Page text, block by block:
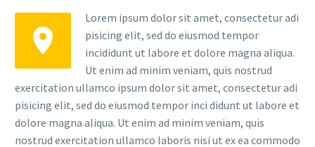
Lorem ipsum dolor sit amet, consectetur adi
pisicing elit, sed do eiusmod tempor
incididunt ut labore et dolore magna aliqua.
Ut enim ad minim veniam, quis nostrud
exercitation ullamco ipsum dolor sit amet, consectetur adi
pisicing elit, sed do eiusmod tempor inci didunt ut labore et
dolore magna aliqua. Ut enim ad minim veniam, quis
nostrud exercitation ullamco laboris nisi ut ex ea commodo